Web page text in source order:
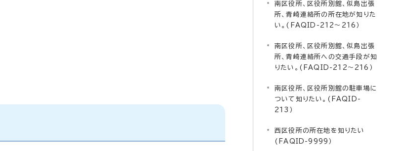
南区役所、区役所別館、似島出張
所、青崎連絡所の所在地が知りた
い。(FAQID-212～216）
南区役所、区役所別館、似島出張
所、青崎連絡所への交通手段が知
りたい。(FAQID-212～216）
南区役所、区役所別館の駐車場に
ついて知りたい。(FAQID-
213）
西区役所の所在地を知りたい
(FAQID-9999）